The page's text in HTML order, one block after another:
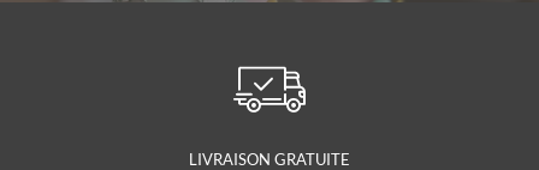
LIVRAISON GRATUITE